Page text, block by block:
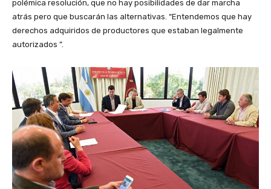
polémica resolución, que no hay posibilidades de dar marcha
atrás pero que buscarán las alternativas. “Entendemos que hay
derechos adquiridos de productores que estaban legalmente
autorizados ”.